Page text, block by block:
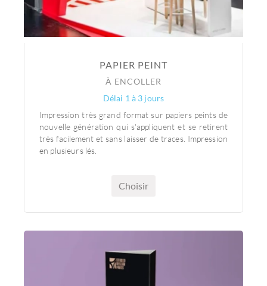
PAPIER PEINT
À ENCOLLER
Délai 1 à 3 jours
Impression très grand format sur papiers peints de
nouvelle génération qui s'appliquent et se retirent
très facilement et sans laisser de traces. Impression
en plusieurs lés.
Choisir